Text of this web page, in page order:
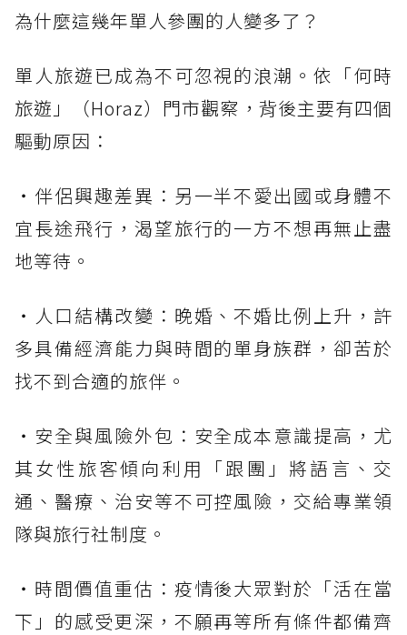
為什麼這幾年單人參團的人變多了？
單人旅遊已成為不可忽視的浪潮。依「何時
旅遊」（Horaz）門市觀察，背後主要有四個
驅動原因：
・伴侶興趣差異：另一半不愛出國或身體不
宜長途飛行，渴望旅行的一方不想再無止盡
地等待。
・人口結構改變：晚婚、不婚比例上升，許
多具備經濟能力與時間的單身族群，卻苦於
找不到合適的旅伴。
・安全與風險外包：安全成本意識提高，尤
其女性旅客傾向利用「跟團」將語言、交
通、醫療、治安等不可控風險，交給專業領
隊與旅行社制度。
・時間價值重估：疫情後大眾對於「活在當
下」的感受更深，不願再等所有條件都備齊